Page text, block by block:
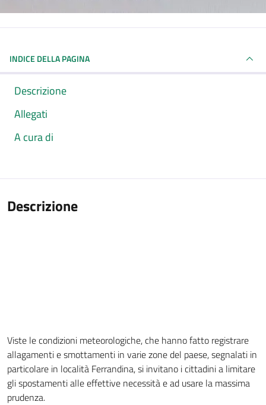
INDICE DELLA PAGINA
Descrizione
Allegati
A cura di
Descrizione
Viste le condizioni meteorologiche, che hanno fatto registrare
allagamenti e smottamenti in varie zone del paese, segnalati in
particolare in località Ferrandina, si invitano i cittadini a limitare
gli spostamenti alle effettive necessità e ad usare la massima
prudenza.